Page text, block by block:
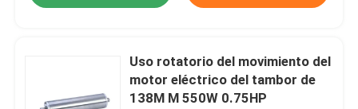
Uso rotatorio del movimiento del
motor eléctrico del tambor de
138M M 550W 0.75HP